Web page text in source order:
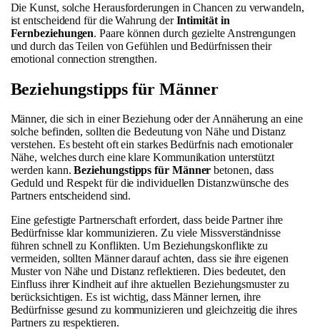
Die Kunst, solche Herausforderungen in Chancen zu verwandeln,
ist entscheidend für die Wahrung derIntimität in
Fernbeziehungen. Paare können durch gezielte Anstrengungen
und durch das Teilen von Gefühlen und Bedürfnissen their
emotional connection strengthen.
Beziehungstipps für Männer
Männer, die sich in einer Beziehung oder der Annäherung an eine
solche befinden, sollten die Bedeutung von Nähe und Distanz
verstehen. Es besteht oft ein starkes Bedürfnis nach emotionaler
Nähe, welches durch eine klare Kommunikation unterstützt
werden kann.Beziehungstipps für Männer betonen, dass
Geduld und Respekt für die individuellen Distanzwünsche des
Partners entscheidend sind.
Eine gefestigte Partnerschaft erfordert, dass beide Partner ihre
Bedürfnisse klar kommunizieren. Zu viele Missverständnisse
führen schnell zu Konflikten. Um Beziehungskonflikte zu
vermeiden, sollten Männer darauf achten, dass sie ihre eigenen
Muster von Nähe und Distanz reflektieren. Dies bedeutet, den
Einfluss ihrer Kindheit auf ihre aktuellen Beziehungsmuster zu
berücksichtigen. Es ist wichtig, dass Männer lernen, ihre
Bedürfnisse gesund zu kommunizieren und gleichzeitig die ihres
Partners zu respektieren.